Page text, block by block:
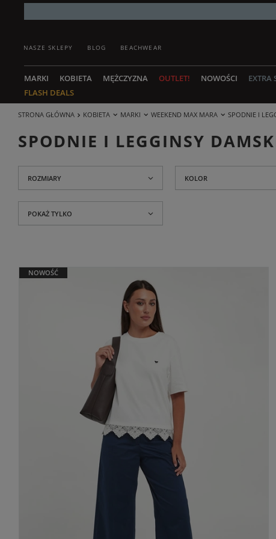
NASZE SKLEPY BLOG BEACHWEAR
MARKI KOBIETA MĘŻCZYZNA OUTLET! NOWOŚCI
EXTRA
FLASH DEALS
STRONA GŁÓWNA KOBIETA MARKI WEEKEND MAX MARA SPODNIE I
SPODNIE I LEGGINSY
ROZMIARY KOLOR
POKAŻ TYLKO
NOWOŚĆ